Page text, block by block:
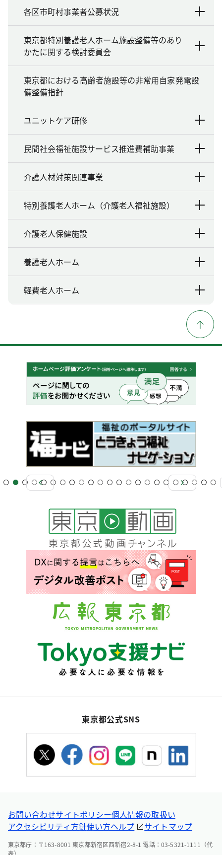
各区市町村事業者公募状況
東京都特別養護老人ホーム施設整備等のあり
かたに関する検討委員会
東京都における高齢者施設等の非常用自家発電設
備整備指針
ユニットケア研修
民間社会福祉施設サービス推進費補助事業
介護人材対策関連事業
特別養護老人ホーム（介護老人福祉施設）
介護老人保健施設
養護老人ホーム
軽費老人ホーム
東京都公式SNS
お問い合わせサイトポリシー個人情報の取扱い
アクセシビリティ方針使い方ヘルプ サイトマップ
東京都庁：〒163-8001 東京都新宿区西新宿2-8-1 電話：03-5321-1111（代
表）